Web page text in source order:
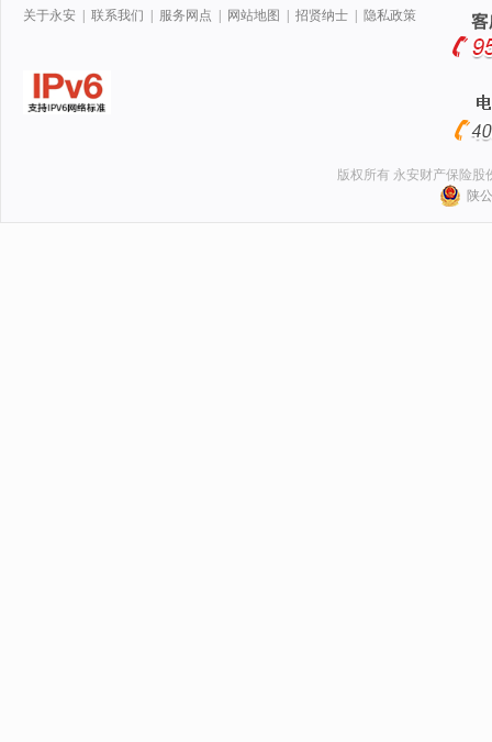
关于永安 联系我们 服务网点 网站地图 招贤纳士 隐私政策
版权所有 永安财产保险股
陕